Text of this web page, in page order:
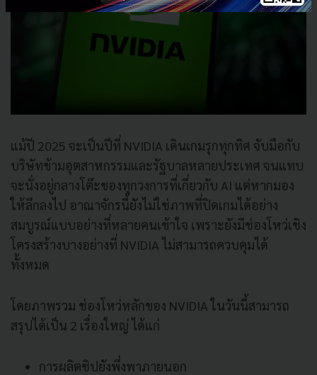
แม้ปี 2025 จะเป็นปีที่ NVIDIA เดินเกมรุกทุกทิศ จับมือกับ
บริษัทข้ามอุตสาหกรรมและรัฐบาลหลายประเทศ จนแทบ
จะนั่งอยู่กลางโต๊ะของทุกวงการที่เกี่ยวกับ AI แต่หากมอง
ให้ลึกลงไป อาณาจักรนี้ยังไม่ใช่ภาพที่ปิดเกมได้อย่าง
สมบูรณ์แบบอย่างที่หลายคนเข้าใจ เพราะยังมีช่องโหว่เชิง
โครงสร้างบางอย่างที่ NVIDIA ไม่สามารถควบคุมได้
ทั้งหมด
โดยภาพรวม ช่องโหว่หลักของ NVIDIA ในวันนี้สามารถ
สรุปได้เป็น 2 เรื่องใหญ่ ได้แก่
การผลิตชิปยังพึ่งพาภายนอก